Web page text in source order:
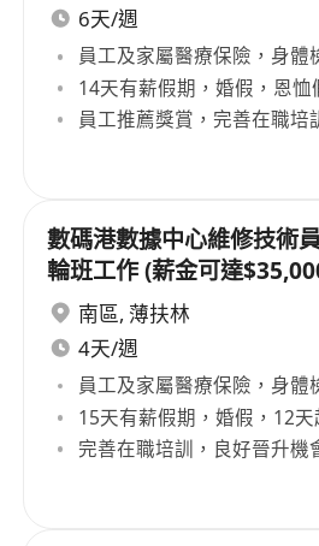
6天/週
員工及家屬醫療保險，身體
14天有薪假期，婚假，恩恤
員工推薦獎賞，完善在職培
數碼港數據中心維修技術
輪班工作 (薪金可達
南區, 薄扶林
4天/週
員工及家屬醫療保險，身體
15天有薪假期，婚假，12
完善在職培訓，良好晉升機